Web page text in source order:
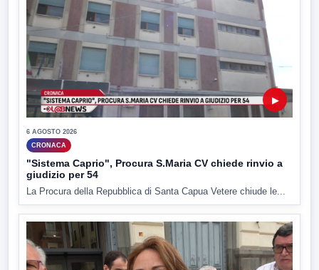
▶
6 AGOSTO 2026
CRONACA
"Sistema Caprio", Procura S.Maria CV chiede rinvio a
giudizio per 54
La Procura della Repubblica di Santa Capua Vetere chiude le...